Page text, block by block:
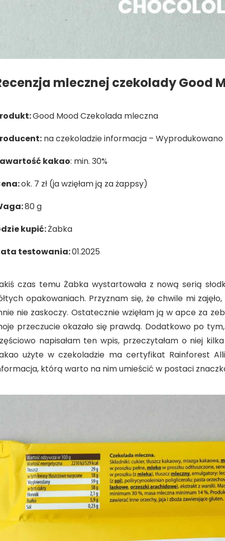
mlecznej czekolady Good
Good Mood Czekolada mleczna
na czekoladzie informacja – Wyprodukowano
kakao: min. 30%
ok. 7 zł (ja wzięłam ją za żappsy)
80 g
kupić:Żabka
testowania:01.2025
czas temu Żabka wystartowała z nową serią
opakowaniach. Przyznam się, że chwile mi
nie zaskoczy. Ostatecznie wzięłam ją w apce za
przeczucie okazało się prawdą. Dodatkowo po
napisałam ten wpis, przeczytałam o niej
użyte w czekoladzie ma certyfikat Rainforest
którą warto na nim umieścić w postaci